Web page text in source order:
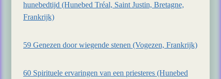
hunebedtijd (Hunebed Tréal, Saint Justin, Bretagne,
Frankrijk)
59 Genezen door wiegende stenen (Vogezen, Frankrijk)
60 Spirituele ervaringen van een priesteres (Hunebed